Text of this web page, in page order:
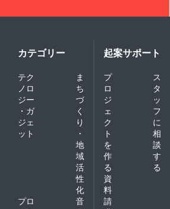
カテゴリー
テク
ノロ
ジー
・ガ
ジェ
ット
ま
ち
づ
く
り
・
地
域
活
性
化
プロ
音
起案サポート
プ
ロ
ジ
ェ
ク
ト
を
作
る
ス
タ
ッ
フ
に
相
談
す
る
資
料
請